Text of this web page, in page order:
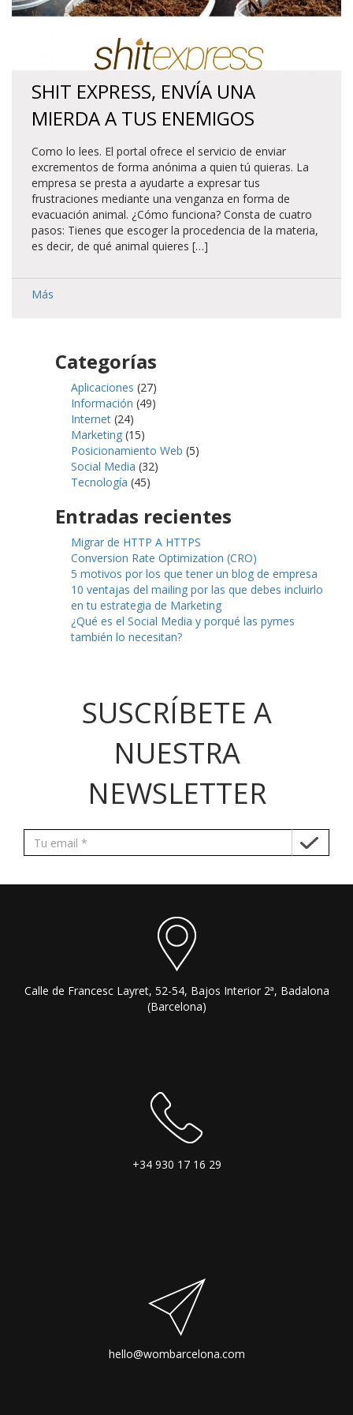
SHIT EXPRESS, ENVÍA UNA
MIERDA A TUS ENEMIGOS
Como lo lees. El portal ofrece el servicio de enviar
excrementos de forma anónima a quien tú quieras. La
empresa se presta a ayudarte a expresar tus
frustraciones mediante una venganza en forma de
evacuación animal. ¿Cómo funciona? Consta de cuatro
pasos: Tienes que escoger la procedencia de la materia,
es decir, de qué animal quieres […]
Más
Categorías
Aplicaciones (27)
Información (49)
Internet (24)
Marketing (15)
Posicionamiento Web (5)
Social Media (32)
Tecnología (45)
Entradas recientes
Migrar de HTTP A HTTPS
Conversion Rate Optimization (CRO)
5 motivos por los que tener un blog de empresa
10 ventajas del mailing por las que debes incluirlo
en tu estrategia de Marketing
¿Qué es el Social Media y porqué las pymes
también lo necesitan?
SUSCRÍBETE A
NUESTRA
NEWSLETTER
Calle de Francesc Layret, 52-54, Bajos Interior 2ª, Badalona
(Barcelona)
+34 930 17 16 29
hello@wombarcelona.com